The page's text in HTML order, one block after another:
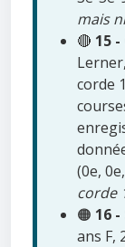
mais
🔴 15 -
corde
(0e,
corde
🟠 16 -
ans F,